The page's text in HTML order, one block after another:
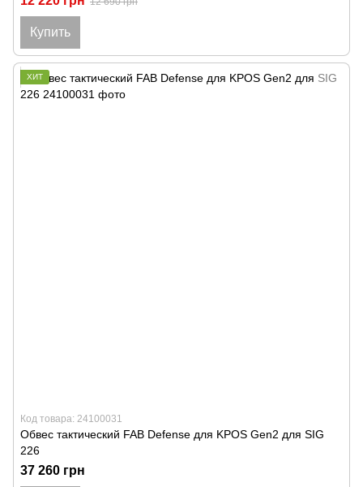
Купить
ХИТ
Код товара: 24100031
Обвес тактический FAB Defense для KPOS Gen2 для SIG
226
37 260 грн